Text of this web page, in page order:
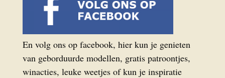
En volg ons op facebook, hier kun je genieten
van geborduurde modellen, gratis patroontjes,
winacties, leuke weetjes of kun je inspiratie